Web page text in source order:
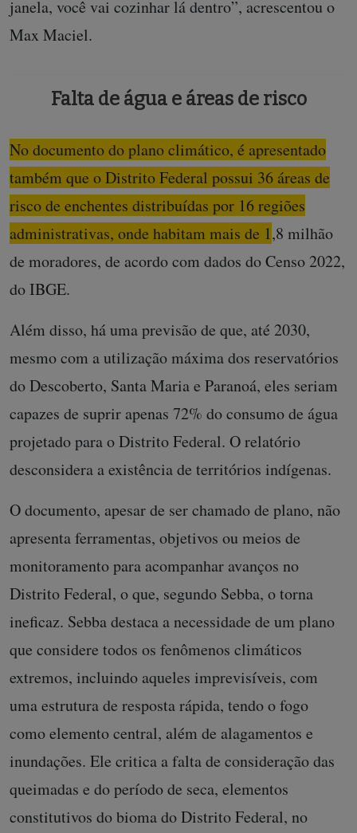
janela, você vai cozinhar lá dentro”, acrescentou o
Max Maciel.
Falta de água e áreas de risco
No documento do plano climático, é apresentado
também que o Distrito Federal possui 36 áreas de
risco de enchentes distribuídas por 16 regiões
administrativas, onde habitam mais de 1,8 milhão
de moradores, de acordo com dados do Censo 2022,
do IBGE.
Além disso, há uma previsão de que, até 2030,
mesmo com a utilização máxima dos reservatórios
do Descoberto, Santa Maria e Paranoá, eles seriam
capazes de suprir apenas 72% do consumo de água
projetado para o Distrito Federal. O relatório
desconsidera a existência de territórios indígenas.
O documento, apesar de ser chamado de plano, não
apresenta ferramentas, objetivos ou meios de
monitoramento para acompanhar avanços no
Distrito Federal, o que, segundo Sebba, o torna
ineficaz. Sebba destaca a necessidade de um plano
que considere todos os fenômenos climáticos
extremos, incluindo aqueles imprevisíveis, com
uma estrutura de resposta rápida, tendo o fogo
como elemento central, além de alagamentos e
inundações. Ele critica a falta de consideração das
queimadas e do período de seca, elementos
constitutivos do bioma do Distrito Federal, no